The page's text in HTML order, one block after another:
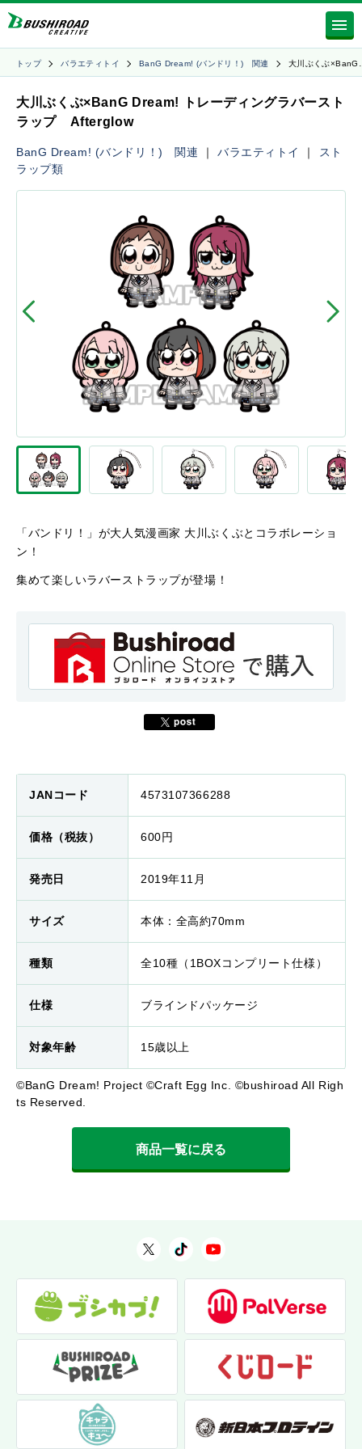
トップ バラエティトイ BanG Dream! (バンドリ！) 関連 大川ぶくぶ
大川ぶくぶ×BanG Dream! トレーディングラバースト
ラップ Afterglow
BanG Dream! (バンドリ！) 関連 ｜バラエティトイ ｜
スト
ラップ類
「バンドリ！」が大人気漫画家 大川ぶくぶとコラボレーショ
ン！
集めて楽しいラバーストラップが登場！
JANコード 4573107366288
価格（税抜） 600円
発売日 2019年11月
サイズ 本体：全高約70mm
種類 全10種（1BOXコンプリート仕様）
仕様 ブラインドパッケージ
対象年齢 15歳以上
©BanG Dream! Project ©Craft Egg Inc. ©bushiroad All Righ
ts Reserved.
商品一覧に戻る